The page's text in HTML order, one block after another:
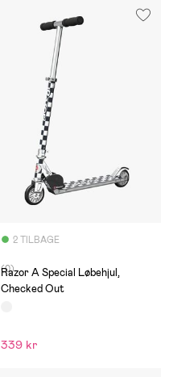
2 TILBAGE
(0)
Razor A Special Løbehjul,
Checked Out
339 kr